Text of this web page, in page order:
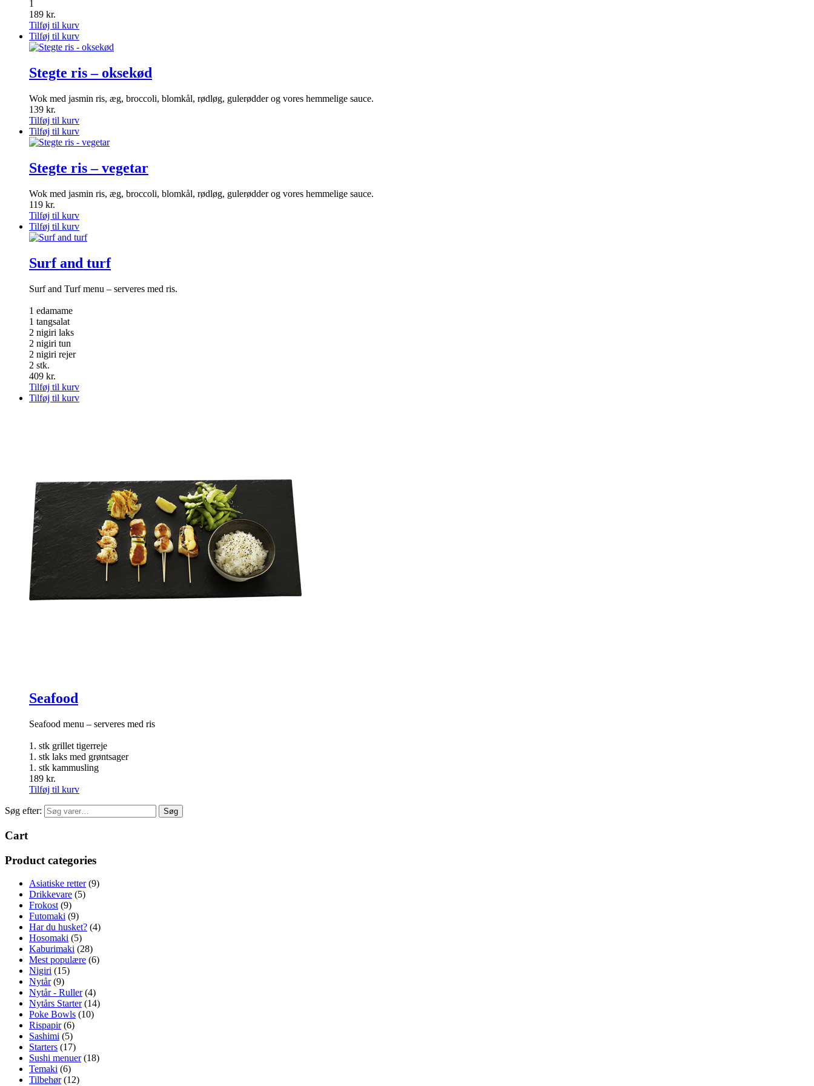
1
189 kr.
Tilføj til kurv
Tilføj til kurv
Stegte ris – oksekød
Wok med jasmin ris, æg, broccoli, blomkål, rødløg, gulerødder og vores hemmelige sauce.
139 kr.
Tilføj til kurv
Tilføj til kurv
Stegte ris – vegetar
Wok med jasmin ris, æg, broccoli, blomkål, rødløg, gulerødder og vores hemmelige sauce.
119 kr.
Tilføj til kurv
Tilføj til kurv
Surf and turf
Surf and Turf menu – serveres med ris.
1 edamame
1 tangsalat
2 nigiri laks
2 nigiri tun
2 nigiri rejer
2 stk.
409 kr.
Tilføj til kurv
Tilføj til kurv
Seafood
Seafood menu – serveres med ris
1. stk grillet tigerreje
1. stk laks med grøntsager
1. stk kammusling
189 kr.
Tilføj til kurv
Søg efter: Søg
Cart
Product categories
Asiatiske retter (9)
Drikkevare (5)
Frokost (9)
Futomaki (9)
Har du husket? (4)
Hosomaki (5)
Kaburimaki (28)
Mest populære (6)
Nigiri (15)
Nytår (9)
Nytår - Ruller (4)
Nytårs Starter (14)
Poke Bowls (10)
Rispapir (6)
Sashimi (5)
Starters (17)
Sushi menuer (18)
Temaki (6)
Tilbehør (12)